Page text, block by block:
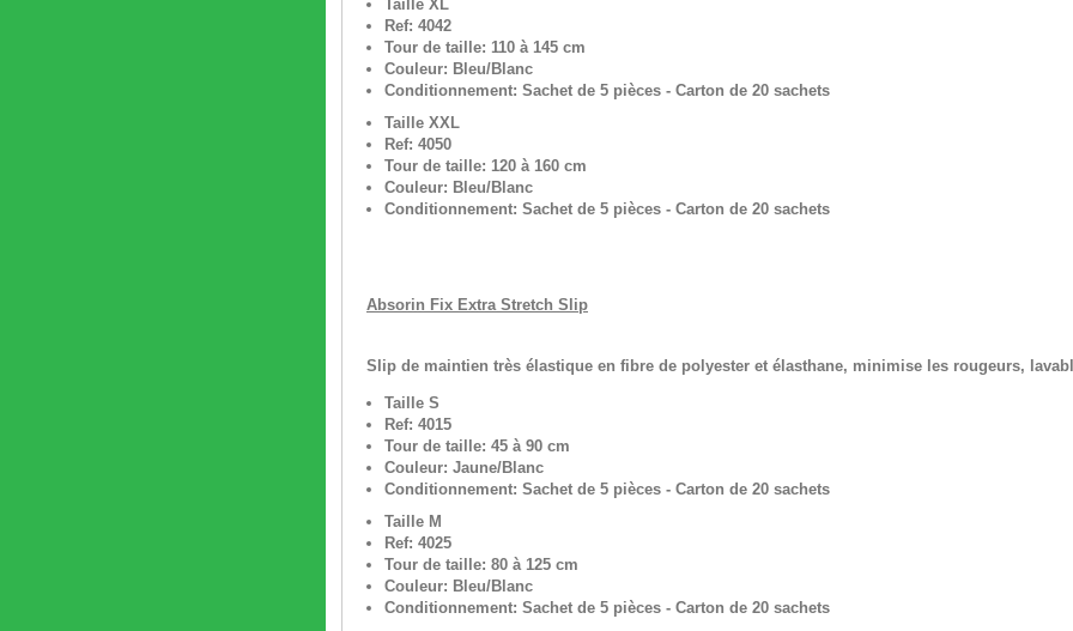
Taille XL
Ref: 4042
Tour de taille: 110 à 145 cm
Couleur: Bleu/Blanc
Conditionnement: Sachet de 5 pièces - Carton de 20 sachets
Taille XXL
Ref: 4050
Tour de taille: 120 à 160 cm
Couleur: Bleu/Blanc
Conditionnement: Sachet de 5 pièces - Carton de 20 sachets
Absorin Fix Extra Stretch Slip
Slip de maintien très élastique en fibre de polyester et élasthane, minimise les rougeurs,
Taille S
Ref: 4015
Tour de taille: 45 à 90 cm
Couleur: Jaune/Blanc
Conditionnement: Sachet de 5 pièces - Carton de 20 sachets
Taille M
Ref: 4025
Tour de taille: 80 à 125 cm
Couleur: Bleu/Blanc
Conditionnement: Sachet de 5 pièces - Carton de 20 sachets